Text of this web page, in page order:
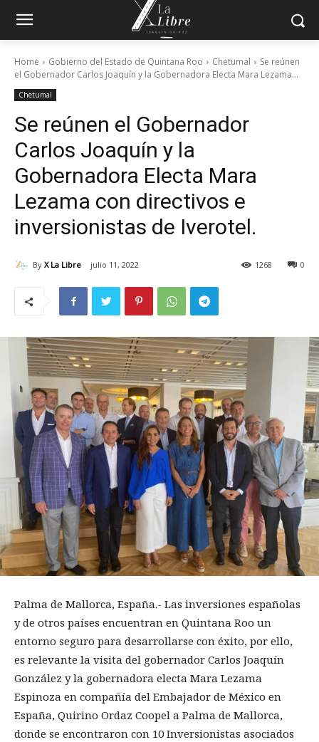
Home Gobierno del Estado de Quintana Roo Chetumal
Se reúnen
el Gobernador Carlos Joaquín y la Gobernadora Electa Mara Lezama...
Chetumal
Se reúnen el Gobernador
Carlos Joaquín y la
Gobernadora Electa Mara
Lezama con directivos e
inversionistas de Iverotel.
By X La Libre julio 11, 2022 0
1268
Palma de Mallorca, España.- Las inversiones españolas
y de otros países encuentran en Quintana Roo un
entorno seguro para desarrollarse con éxito, por ello,
es relevante la visita del gobernador Carlos Joaquín
González y la gobernadora electa Mara Lezama
Espinoza en compañía del Embajador de México en
España, Quirino Ordaz Coopel a Palma de Mallorca,
donde se encontraron con 10 Inversionistas asociados